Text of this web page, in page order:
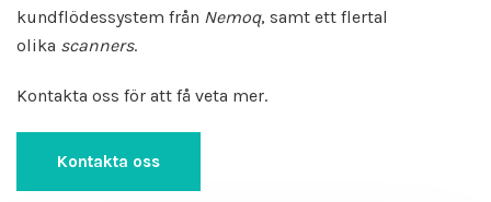
kundflödessystem från Nemoq, samt ett flertal
olika scanners.
Kontakta oss för att få veta mer.
Kontakta oss